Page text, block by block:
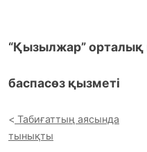
“Қызылжар” орталық
баспасөз қызметі
Табиғаттың аясында
тынықты